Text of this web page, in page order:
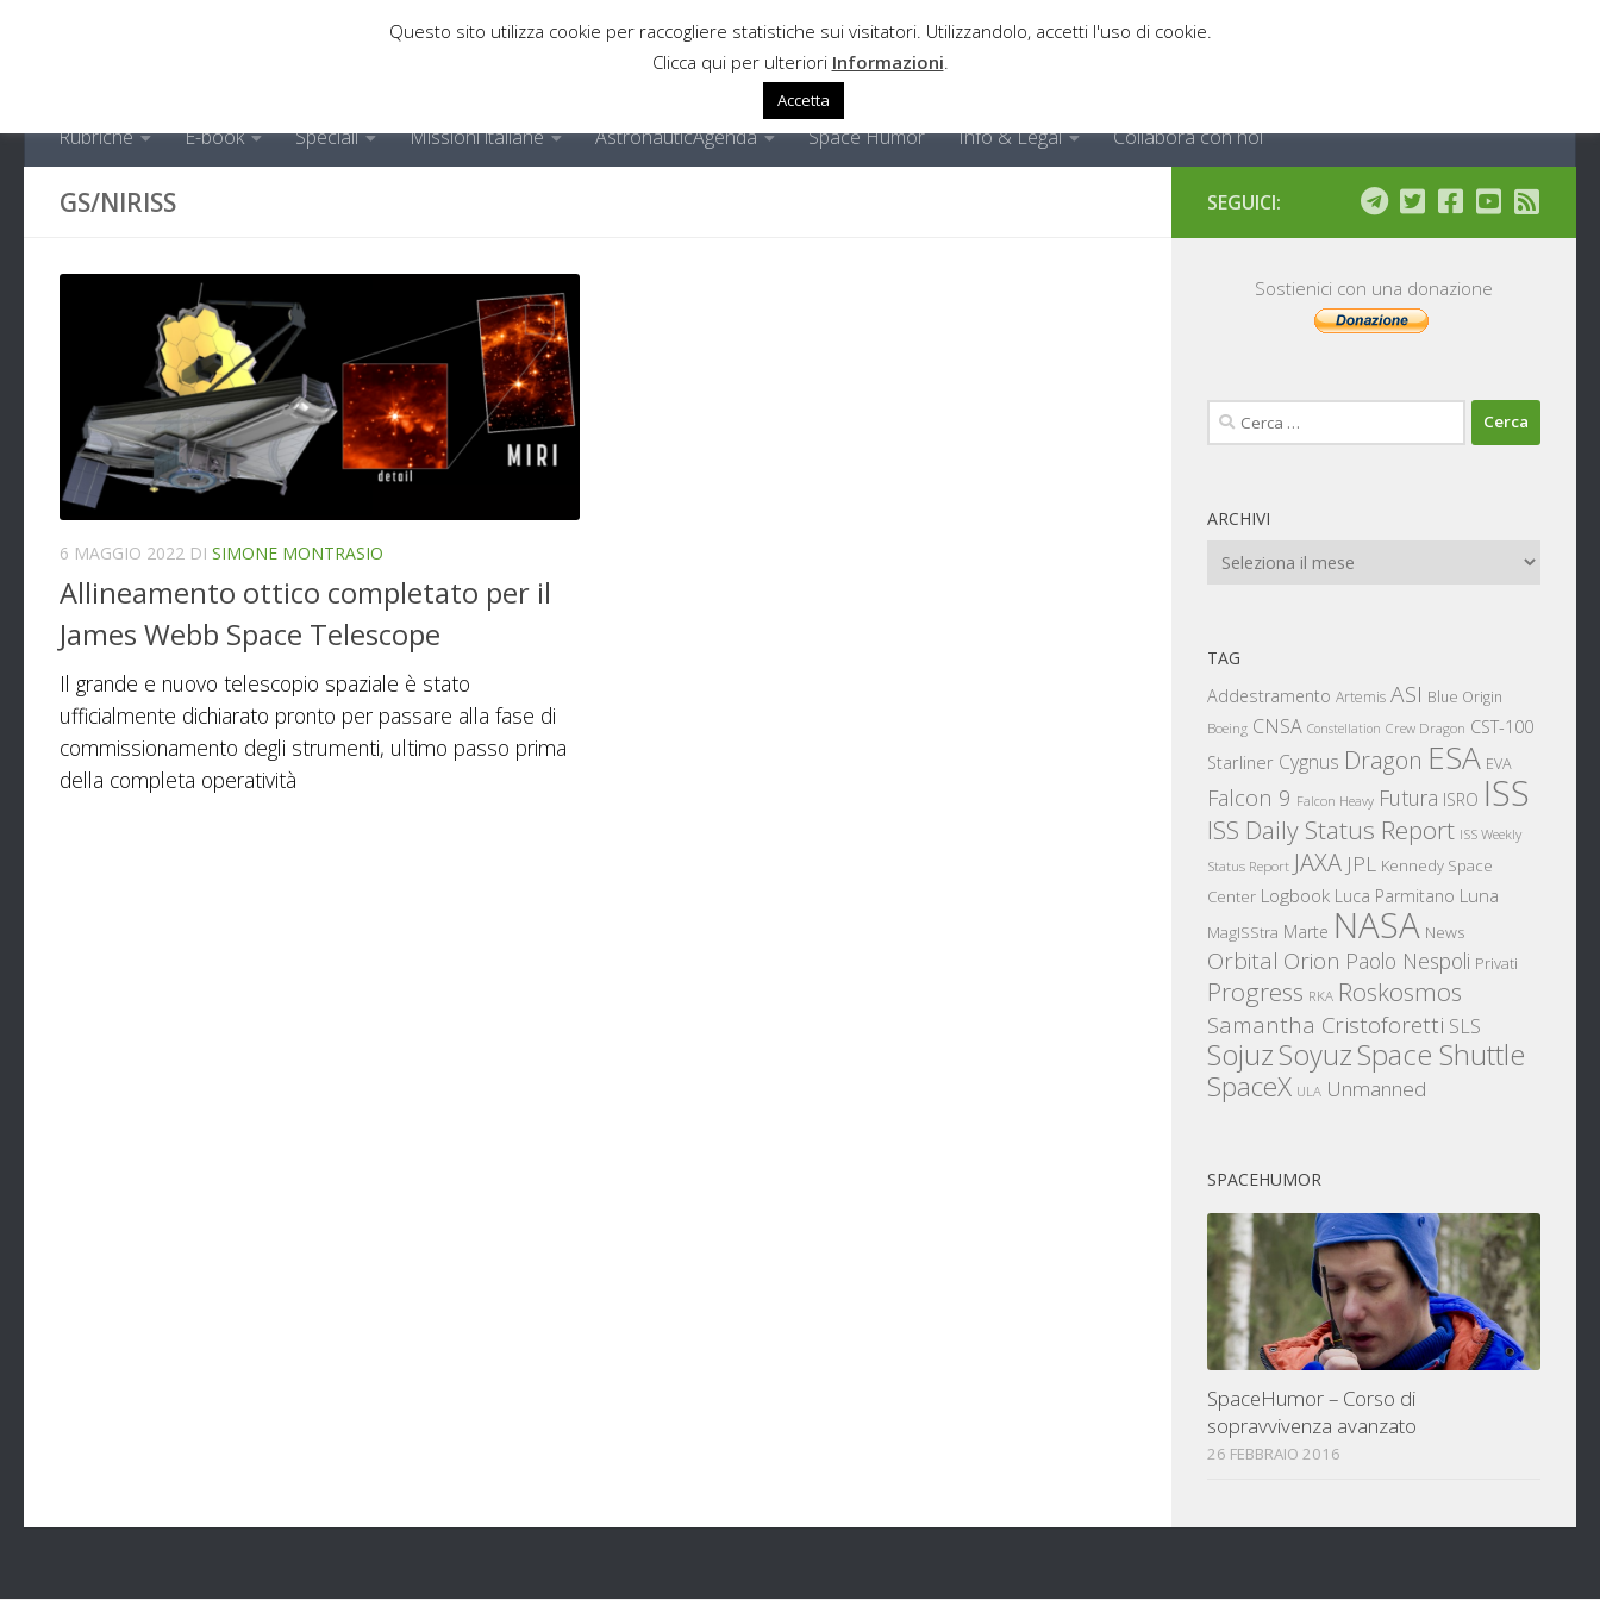
Rubriche E-book Speciali Missioni italiane AstronauticAgenda Space Humor Info & Legal Collabora con noi
GS/NIRISS
6 MAGGIO 2022 DI SIMONE MONTRASIO
Allineamento ottico completato per il
James Webb Space Telescope
Il grande e nuovo telescopio spaziale è stato
ufficialmente dichiarato pronto per passare alla fase di
commissionamento degli strumenti, ultimo passo prima
della completa operatività
SEGUICI:
Sostienici con una donazione
Ricerca
per:
ARCHIVI
Archivi
TAG
Addestramento Artemis ASI Blue Origin
Boeing CNSA Constellation Crew Dragon CST-100
Starliner Cygnus Dragon ESA EVA
Falcon 9 Falcon Heavy Futura ISRO ISS
ISS Daily Status Report ISS Weekly
Status Report JAXA JPL Kennedy Space
Center Logbook Luca Parmitano Luna
MagISStra Marte NASA News
Orbital Orion Paolo Nespoli Privati
Progress RKA Roskosmos
Samantha Cristoforetti SLS
SojuzSoyuzSpace Shuttle
SpaceX ULA Unmanned
SPACEHUMOR
SpaceHumor – Corso di
sopravvivenza avanzato
26 FEBBRAIO 2016
Questo sito utilizza cookie per raccogliere statistiche sui visitatori. Utilizzandolo, accetti l'uso di cookie.
Clicca qui per ulteriori Informazioni
Accetta